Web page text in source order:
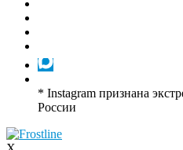
* Instagram признана
России